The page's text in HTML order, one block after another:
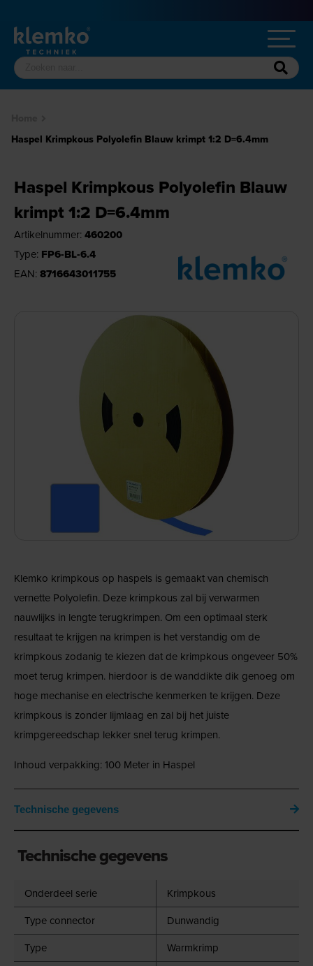
Haspel Krimpkous Polyolefin Blauw krimpt 1:2 D=6.4mm
Haspel Krimpkous Polyolefin Blauw
krimpt 1:2 D=6.4mm
Artikelnummer: 460200
Type: FP6-BL-6.4
EAN: 8716643011755
Klemko krimpkous op haspels is gemaakt van chemisch
vernette Polyolefin. Deze krimpkous zal bij verwarmen
nauwlijks in lengte terugkrimpen. Om een optimaal sterk
resultaat te krijgen na krimpen is het verstandig om de
krimpkous zodanig te kiezen dat de krimpkous ongeveer 50%
moet terug krimpen. hierdoor is de wanddikte dik genoeg om
hoge mechanise en electrische kenmerken te krijgen. Deze
krimpkous is zonder lijmlaag en zal bij het juiste
krimpgereedschap lekker snel terug krimpen.
Inhoud verpakking: 100 Meter in Haspel
Technische gegevens
Technische gegevens
Onderdeel serie
Krimpkous
Type connector
Dunwandig
Type
Warmkrimp